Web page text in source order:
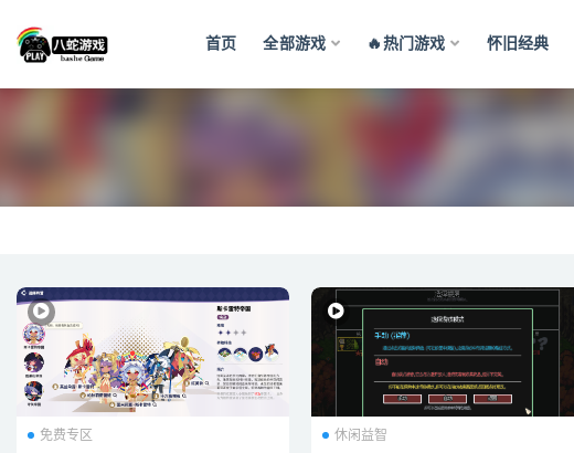
首页 全部游戏 🔥热门游戏 怀旧经典
免费专区 休闲益智